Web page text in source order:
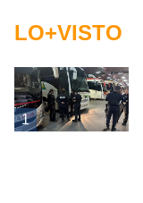
LO+VISTO
1